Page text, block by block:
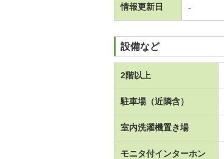
情報更新日 -
設備など
2階以上
駐車場（近隣含）
室内洗濯機置き場
モニタ付インターホン